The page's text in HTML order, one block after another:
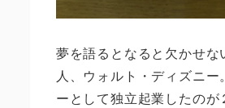
夢を語るとなると欠かせな
人、ウォルト・ディズニー
ーとして独立起業したのが